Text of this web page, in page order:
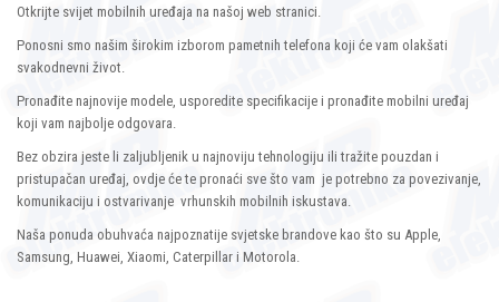
Otkrijte svijet mobilnih uređaja na našoj web stranici.
Ponosni smo našim širokim izborom pametnih telefona koji će vam olakšati
svakodnevni život.
Pronađite najnovije modele, usporedite specifikacije i pronađite mobilni uređaj
koji vam najbolje odgovara.
Bez obzira jeste li zaljubljenik u najnoviju tehnologiju ili tražite pouzdan i
pristupačan uređaj, ovdje će te pronaći sve što vam je potrebno za povezivanje,
komunikaciju i ostvarivanje vrhunskih mobilnih iskustava.
Naša ponuda obuhvaća najpoznatije svjetske brandove kao što su Apple,
Samsung, Huawei, Xiaomi, Caterpillar i Motorola.